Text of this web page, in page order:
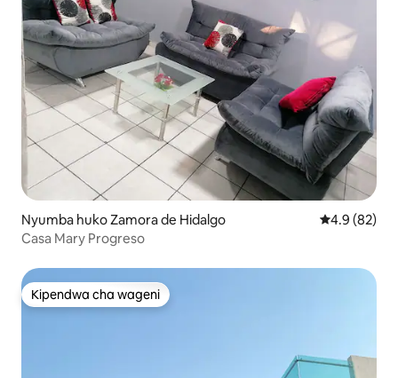
Nyumba huko Zamora de Hidalgo Ukadiriaji
4.9 (82)
Casa Mary Progreso
Kipendwa cha wageni
Kipendwa cha wageni